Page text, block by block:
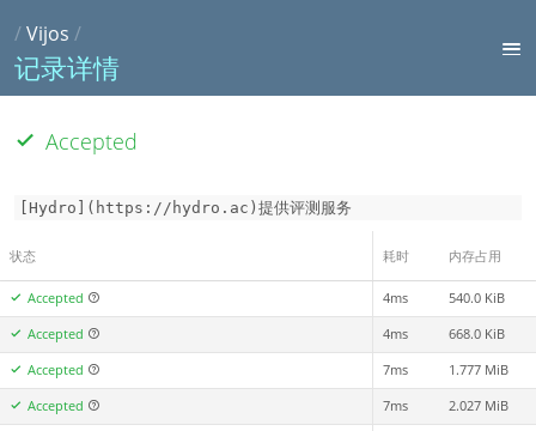
/Vijos /
记录详情
Accepted
[Hydro](https://hydro.ac)提供评测服务
状态 耗时 内存占用
Accepted 4ms 540.0 KiB
Accepted 4ms 668.0 KiB
Accepted 7ms 1.777 MiB
Accepted 7ms 2.027 MiB